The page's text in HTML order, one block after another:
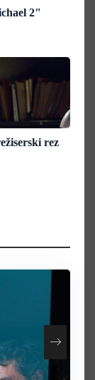
2"
rez